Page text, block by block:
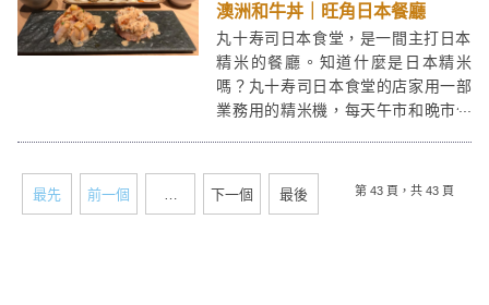
澳洲和牛丼｜旺角日本餐廳
丸十寿司日本食堂，是一間主打日本
精米的餐廳。知道什麼是日本精米
嗎？丸十寿司日本食堂的店家用一部
業務用的精米機，每天午市和晩市勻
本文化中有圓滿吉祥的意昧，希望人
人有個圓滿美好的用餐回憶。
最先 前一個 … 下一個 最後 第 43 頁，共 43 頁